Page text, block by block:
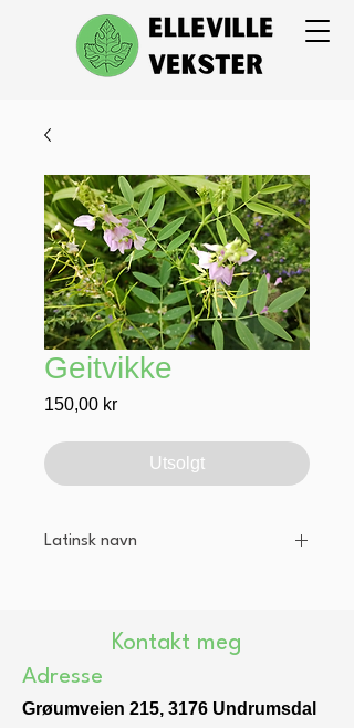
Geitvikke
150,00 krPris
Utsolgt
Latinsk navn
Kontakt meg
Adresse
Grøumveien 215, 3176 Undrumsdal